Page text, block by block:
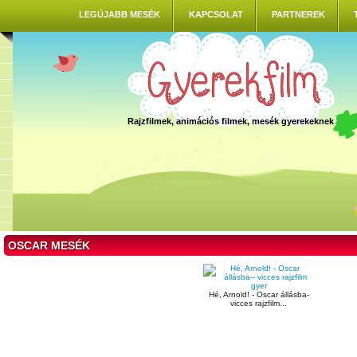
LEGÚJABB MESÉK KAPCSOLAT PARTNEREK
Rajzfilmek, animációs filmek, mesék gyerekeknek
OSCAR MESÉK
Hé, Arnold! - Oscar állásba-
vicces rajzfilm...